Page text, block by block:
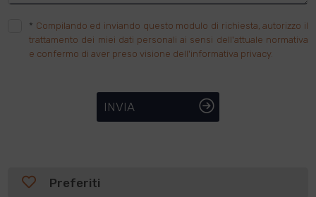
* Compilando ed inviando questo modulo di richiesta, autorizzo il
trattamento dei miei dati personali ai sensi dell'attuale normativa
e confermo di aver preso visione dell'informativa privacy.
INVIA
Preferiti